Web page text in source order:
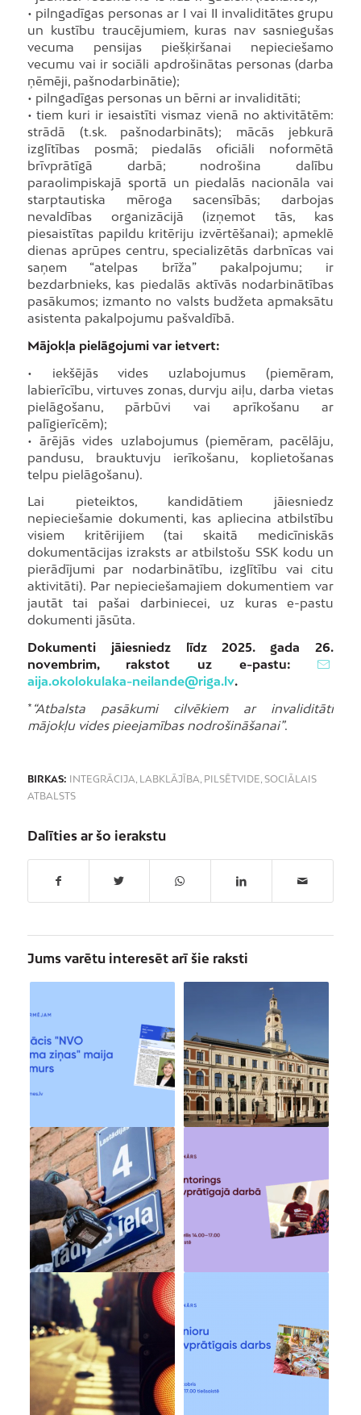
• pilngadīgas personas ar I vai II invaliditātes grupu
un kustību traucējumiem, kuras nav sasniegušas
vecuma pensijas piešķiršanai nepieciešamo
vecumu vai ir sociāli apdrošinātas personas (darba
ņēmēji, pašnodarbinātie);
• pilngadīgas personas un bērni ar invaliditāti;
• tiem kuri ir iesaistīti vismaz vienā no aktivitātēm:
strādā (t.sk. pašnodarbināts); mācās jebkurā
izglītības posmā; piedalās oficiāli noformētā
brīvprātīgā darbā; nodrošina dalību
paraolimpiskajā sportā un piedalās nacionāla vai
starptautiska mēroga sacensībās; darbojas
nevaldības organizācijā (izņemot tās, kas
piesaistītas papildu kritēriju izvērtēšanai); apmeklē
dienas aprūpes centru, specializētās darbnīcas vai
saņem “atelpas brīža” pakalpojumu; ir
bezdarbnieks, kas piedalās aktīvās nodarbinātības
pasākumos; izmanto no valsts budžeta apmaksātu
asistenta pakalpojumu pašvaldībā.
Mājokļa pielāgojumi var ietvert:
• iekšējās vides uzlabojumus (piemēram,
labierīcību, virtuves zonas, durvju aiļu, darba vietas
pielāgošanu, pārbūvi vai aprīkošanu ar
palīgierīcēm);
• ārējās vides uzlabojumus (piemēram, pacēlāju,
pandusu, brauktuvju ierīkošanu, koplietošanas
telpu pielāgošanu).
Lai pieteiktos, kandidātiem jāiesniedz
nepieciešamie dokumenti, kas apliecina atbilstību
visiem kritērijiem (tai skaitā medicīniskās
dokumentācijas izraksts ar atbilstošu SSK kodu un
pierādījumi par nodarbinātību, izglītību vai citu
aktivitāti). Par nepieciešamajiem dokumentiem var
jautāt tai pašai darbiniecei, uz kuras e-pastu
dokumenti jāsūta.
Dokumenti jāiesniedz līdz 2025. gada 26.
novembrim, rakstot uz e-pastu:
aija.okolokulaka-neilande@riga.lv.
* “Atbalsta pasākumi cilvēkiem ar invaliditāti
mājokļu vides pieejamības nodrošināšanai”.
BIRKAS: INTEGRĀCIJA, LABKLĀJĪBA, PILSĒTVIDE, SOCIĀLAIS
ATBALSTS
Dalīties ar šo ierakstu
Jums varētu interesēt arī šie raksti